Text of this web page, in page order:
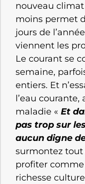
nouveau
moins permet
jours de
viennent les
Le courant se
semaine,
entiers. Et
l’eau courante,
maladie « Et
pas trop sur
aucun digne
surmontez tout
profiter comme
richesse